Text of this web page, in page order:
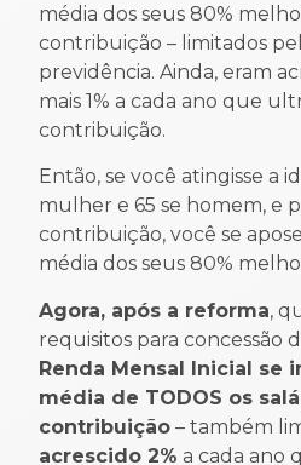
média dos seus 80%
contribuição – limitados
previdência. Ainda, eram
mais 1% a cada ano que
contribuição.
Então, se você atingisse a
mulher e 65 se homem, e
contribuição, você se
média dos seus 80%
Agora, após a reforma,
requisitos para concessão
Renda Mensal Inicial se
média de TODOS os
contribuição – também
acrescido 2% a cada ano